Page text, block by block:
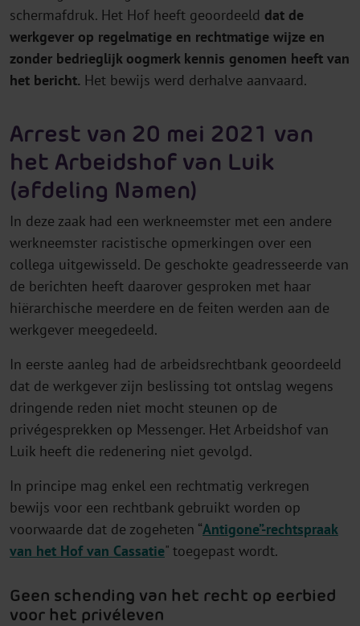
schermafdruk. Het Hof heeft geoordeeld dat de
werkgever op regelmatige en rechtmatige wijze en
zonder bedrieglijk oogmerk kennis genomen heeft van
het bericht. Het bewijs werd derhalve aanvaard.
Arrest van 20 mei 2021 van
het Arbeidshof van Luik
(afdeling Namen)
In deze zaak had een werkneemster met een andere
werkneemster racistische opmerkingen over een
collega uitgewisseld. De geschokte geadresseerde van
de berichten heeft daarover gesproken met haar
hiërarchische meerdere en de feiten werden aan de
werkgever meegedeeld.
In eerste aanleg had de arbeidsrechtbank geoordeeld
dat de werkgever zijn beslissing tot ontslag wegens
dringende reden niet mocht steunen op de
privégesprekken op Messenger. Het Arbeidshof van
Luik heeft die redenering niet gevolgd.
In principe mag enkel een rechtmatig verkregen
bewijs voor een rechtbank gebruikt worden op
voorwaarde dat de zogeheten “Antigone”-rechtspraak
van het Hof van Cassatie" toegepast wordt.
Geen schending van het recht op eerbied
voor het privéleven